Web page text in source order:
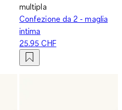
multipla
Confezione da 2 - maglia
intima
25.95 CHF